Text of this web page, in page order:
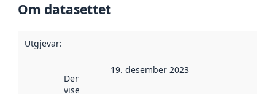
Om datasettet
Utgjevar:
Denne datoen
viser når
19. desember 2023